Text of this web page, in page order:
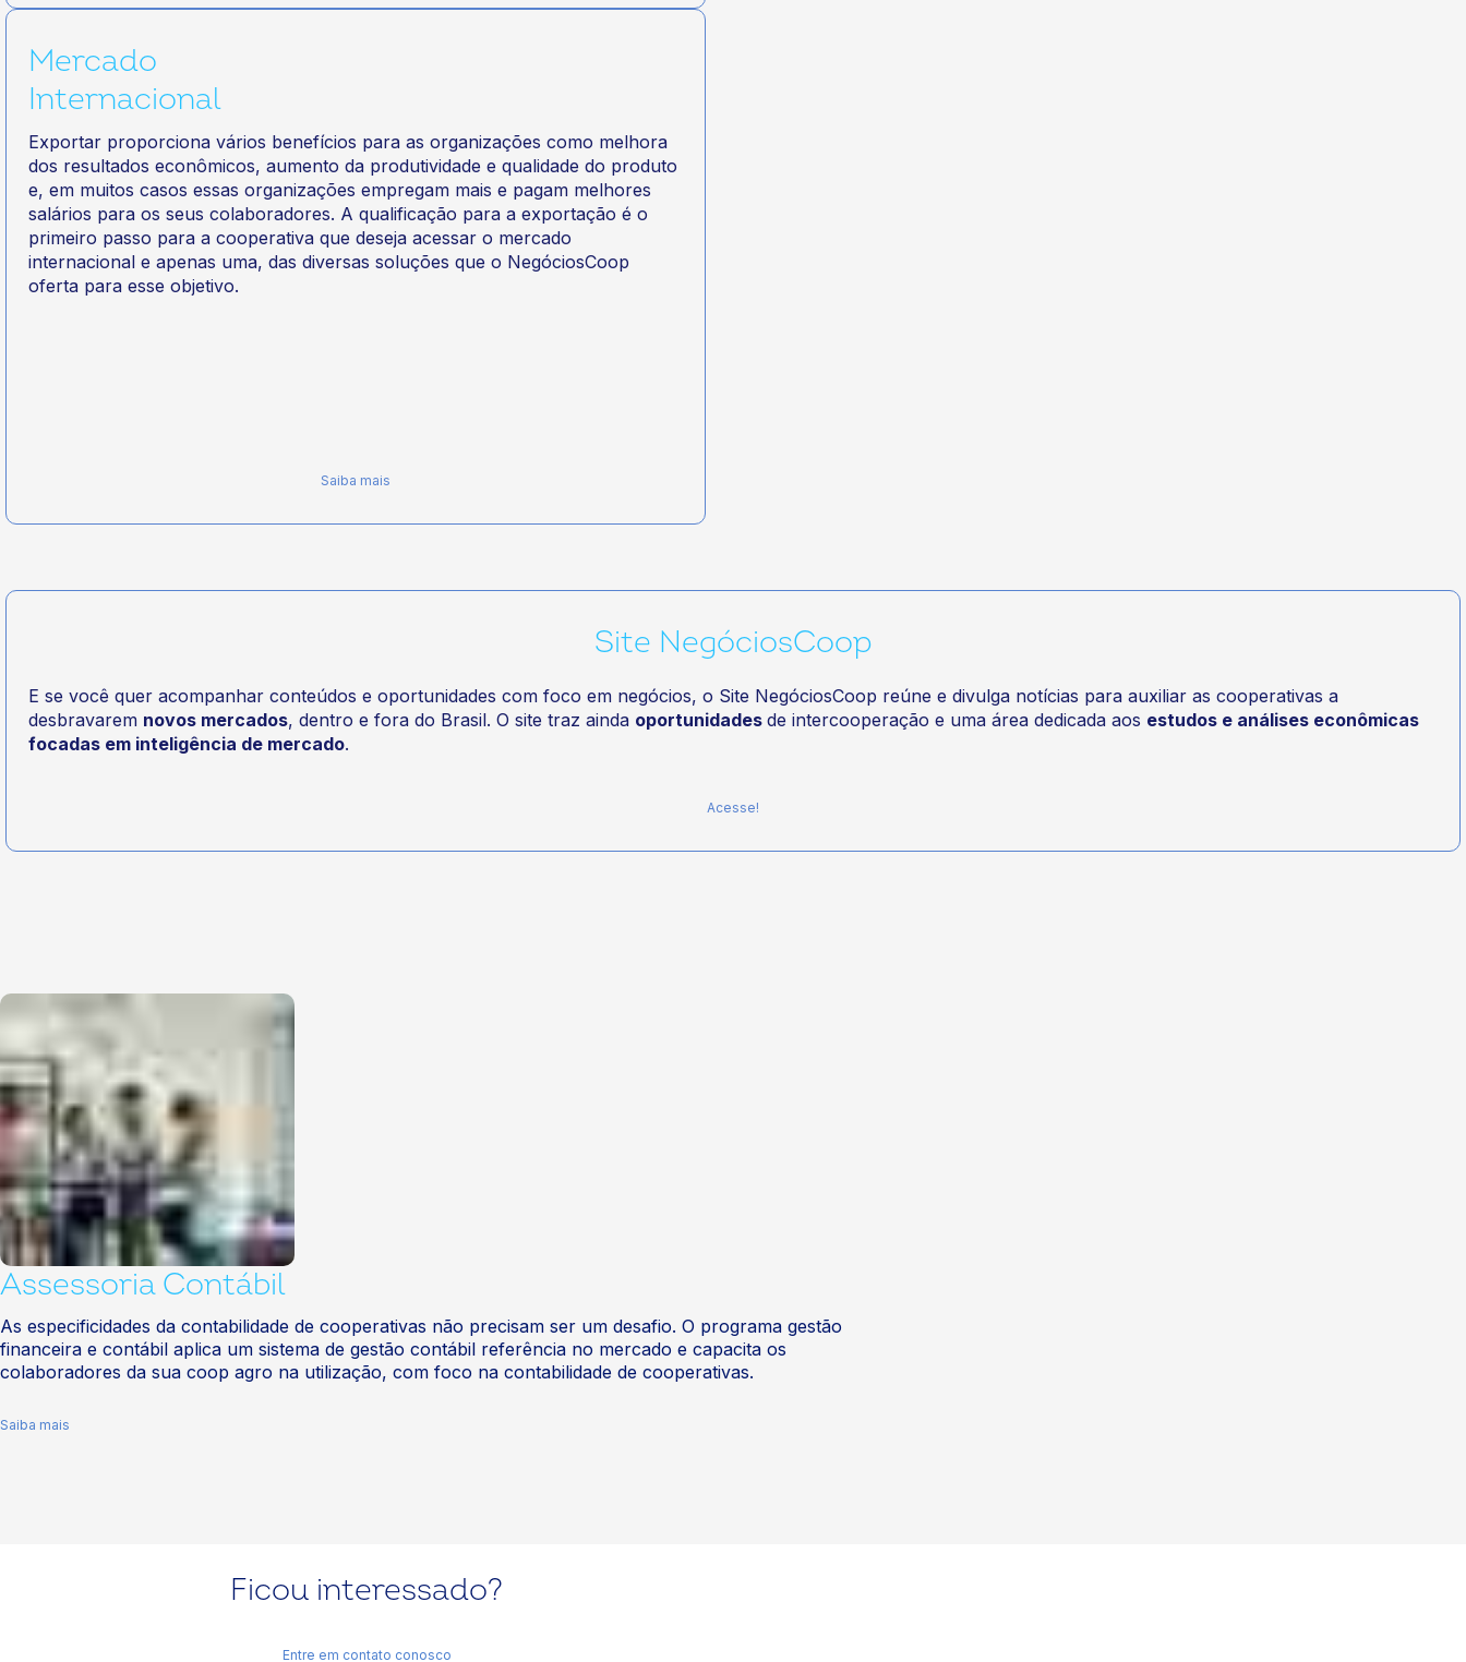
Mercado
Internacional
Exportar proporciona vários benefícios para as organizações como melhora
dos resultados econômicos, aumento da produtividade e qualidade do produto
e, em muitos casos essas organizações empregam mais e pagam melhores
salários para os seus colaboradores. A qualificação para a exportação é o
primeiro passo para a cooperativa que deseja acessar o mercado
internacional e apenas uma, das diversas soluções que o NegóciosCoop
oferta para esse objetivo.
Saiba mais
Site NegóciosCoop
E se você quer acompanhar conteúdos e oportunidades com foco em negócios, o Site NegóciosCoop reúne e divulga notícias para auxiliar as cooperativas a
desbravarem novos mercados, dentro e fora do Brasil. O site traz ainda oportunidades de intercooperação e uma área dedicada aos estudos e análises econômicas
focadas em inteligência de mercado.
Acesse!
Assessoria Contábil
As especificidades da contabilidade de cooperativas não precisam ser um desafio. O programa gestão
financeira e contábil aplica um sistema de gestão contábil referência no mercado e capacita os
colaboradores da sua coop agro na utilização, com foco na contabilidade de cooperativas.
Saiba mais
Ficou interessado?
Entre em contato conosco